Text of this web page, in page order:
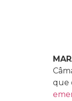
que